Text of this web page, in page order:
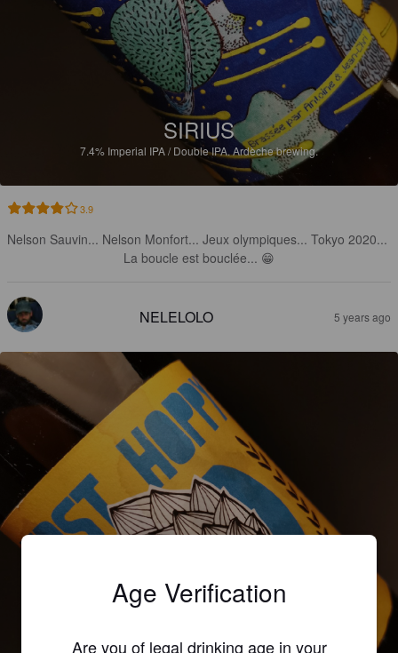
SIRIUS
7.4% Imperial IPA / Double IPA. Ardèche brewing.
3.9
Nelson Sauvin... Nelson Monfort... Jeux olympiques... Tokyo 2020...
La boucle est bouclée... 😁
NELELOLO 5 years ago
Age Verification
Are you of legal drinking age in your